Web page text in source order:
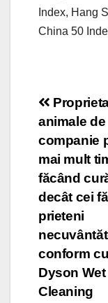
Index, Hang
China 50
Post
animale de
companie
mai mult
făcând
decât cei
prieteni
conform
Dyson Wet
Cleaning